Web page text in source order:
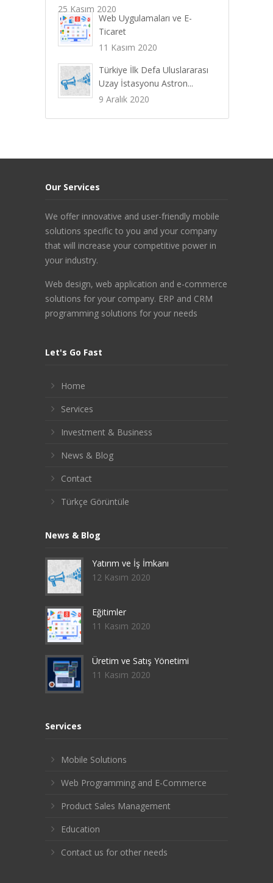
25 Kasım 2020
Web Uygulamaları ve E-
Ticaret
11 Kasım 2020
Türkiye İlk Defa Uluslararası
Uzay İstasyonu Astron...
9 Aralık 2020
Our Services
We offer innovative and user-friendly mobile
solutions specific to you and your company
that will increase your competitive power in
your industry.
Web design, web application and e-commerce
solutions for your company. ERP and CRM
programming solutions for your needs
Let's Go Fast
Home
Services
Investment & Business
News & Blog
Contact
Türkçe Görüntüle
News & Blog
Yatırım ve İş İmkanı
12 Kasım 2020
Eğitimler
11 Kasım 2020
Üretim ve Satış Yönetimi
11 Kasım 2020
Services
Mobile Solutions
Web Programming and E-Commerce
Product Sales Management
Education
Contact us for other needs